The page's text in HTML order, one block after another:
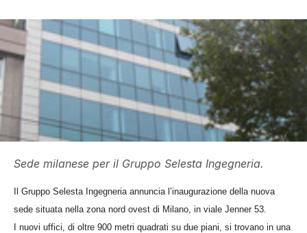
Sede milanese per il Gruppo Selesta Ingegneria.
Il Gruppo Selesta Ingegneria annuncia l’inaugurazione della nuova
sede situata nella zona nord ovest di Milano, in viale Jenner 53.
I nuovi uffici, di oltre 900 metri quadrati su due piani, si trovano in una